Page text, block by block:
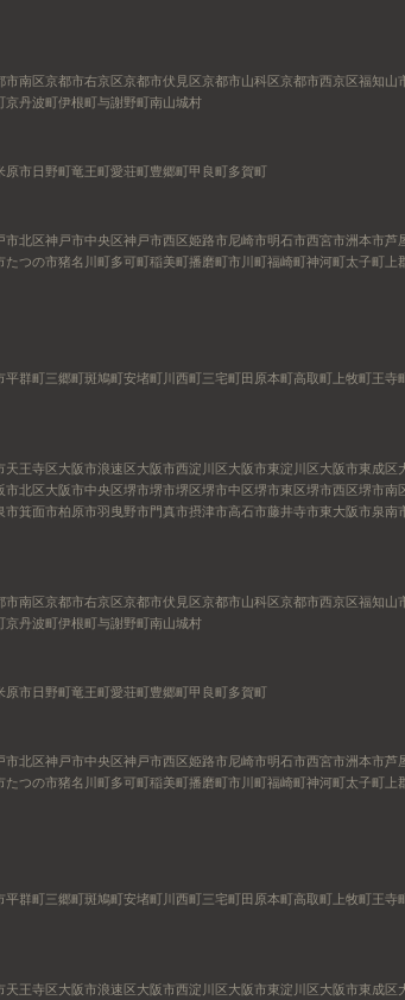
市南区京都市右京区京都市伏見区京都市山科区京都市西京区福知山
京丹波町伊根町与謝野町南山城村
原市日野町竜王町愛荘町豊郷町甲良町多賀町
市北区神戸市中央区神戸市西区姫路市尼崎市明石市西宮市洲本市芦
たつの市猪名川町多可町稲美町播磨町市川町福崎町神河町太子町 上
平群町三郷町斑鳩町安堵町川西町三宅町田原本町高取町 上牧町王寺
天王寺区大阪市浪速区大阪市西淀川区大阪市東淀川区大阪市東成区
市北区大阪市中央区堺市堺市堺区堺市中区堺市東区堺市西区堺市南
市箕面市柏原市羽曳野市門真市摂津市高石市藤井寺市東大阪市泉南
市南区京都市右京区京都市伏見区京都市山科区京都市西京区福知山
京丹波町伊根町与謝野町南山城村
原市日野町竜王町愛荘町豊郷町甲良町多賀町
市北区神戸市中央区神戸市西区姫路市尼崎市明石市西宮市洲本市芦
たつの市猪名川町多可町稲美町播磨町市川町福崎町神河町太子町 上
平群町三郷町斑鳩町安堵町川西町三宅町田原本町高取町 上牧町王寺
天王寺区大阪市浪速区大阪市西淀川区大阪市東淀川区大阪市東成区